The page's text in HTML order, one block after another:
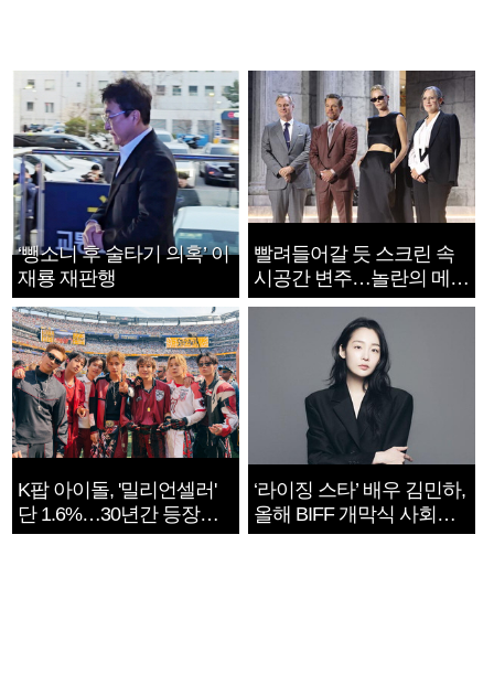
‘뺑소니 후 술타기 의혹’ 이
재룡 재판행
빨려들어갈 듯 스크린 속
시공간 변주…놀란의 메시
지는 ‘전쟁 속죄’
K팝 아이돌, '밀리언셀러'
단 1.6%…30년간 등장
1182개팀 전수조사
‘라이징 스타’ 배우 김민하,
올해 BIFF 개막식 사회자
확정